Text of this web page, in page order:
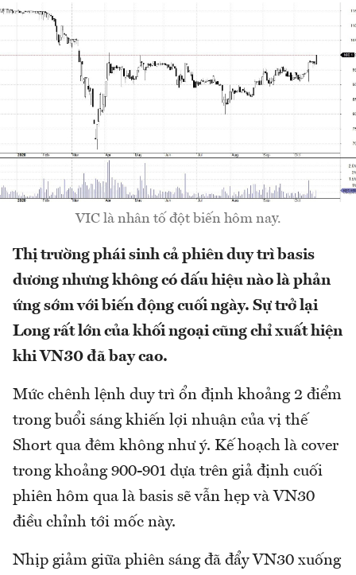
VIC là nhân tố đột biến hôm nay.
Thị trường phái sinh cả phiên duy trì basis
dương nhưng không có dấu hiệu nào là phản
ứng sớm với biến động cuối ngày. Sự trở lại
Long rất lớn của khối ngoại cũng chỉ xuất hiện
khi VN30 đã bay cao.
Mức chênh lệnh duy trì ổn định khoảng 2 điểm
trong buổi sáng khiến lợi nhuận của vị thế
Short qua đêm không như ý. Kế hoạch là cover
trong khoảng 900-901 dựa trên giả định cuối
phiên hôm qua là basis sẽ vẫn hẹp và VN30
điều chỉnh tới mốc này.
Nhịp giảm giữa phiên sáng đã đẩy VN30 xuống